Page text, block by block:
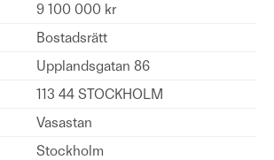
9 100 000 kr
Bostadsrätt
Upplandsgatan 86
113 44 STOCKHOLM
Vasastan
Stockholm